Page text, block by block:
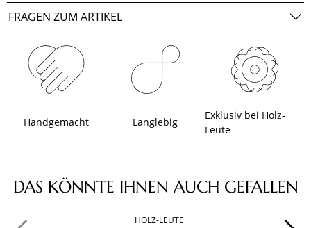
FRAGEN ZUM ARTIKEL
Handgemacht Langlebig
Exklusiv bei Holz-
Leute
Produktgalerie überspringen
DAS KÖNNTE IHNEN AUCH GEFALLEN
HOLZ-LEUTE